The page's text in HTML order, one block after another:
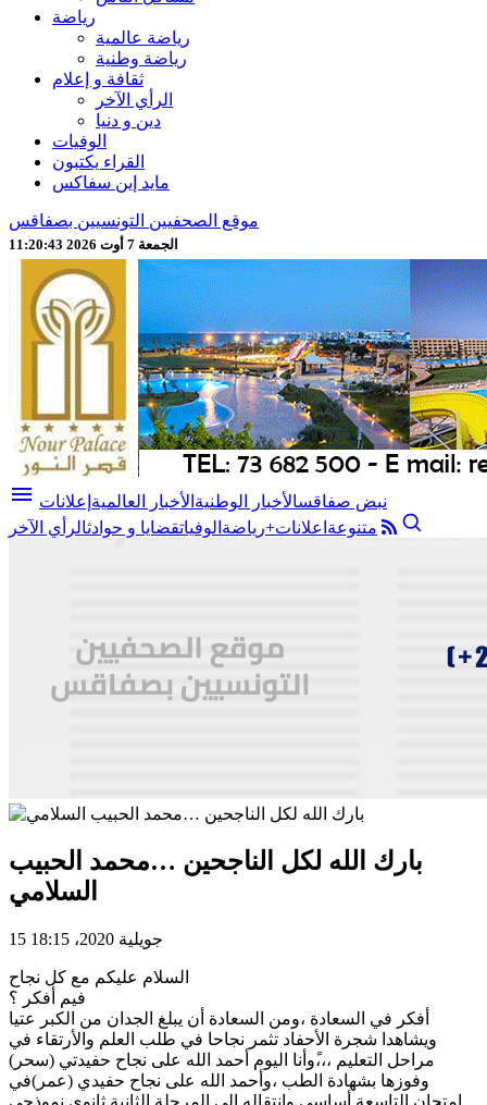
رياضة
رياضة عالمية
رياضة وطنية
ثقافة و إعلام
الرأي الآخر
دين و دنيا
الوفيات
القراء يكتبون
مايد إين سفاكس
موقع الصحفيين التونسيين بصفاقس
الجمعة 7 أوت 2026 11:20:45
menu نبض صفاقسالأخبار الوطنية الأخبار العالمية إعلانات
متنوعة اعلانات+رياضة الوفياتقضايا و حوادثالرأي الآخر
بارك الله لكل الناجحين …محمد الحبيب
السلامي
15 جويلية 2020، 18:15
السلام عليكم مع كل نجاح
فيم أفكر ؟
أفكر في السعادة ،ومن السعادة أن يبلغ الجدان من الكبر عتيا
ويشاهدا شجرة الأحفاد تثمر نجاحا في طلب العلم والأرتقاء في
مراحل التعليم ،،،ًوأنا اليوم أحمد الله على نجاح حفيدتي (سحر)
وفوزها بشهادة الطب ،وأحمد الله على نجاح حفيدي (عمر)في
امتحان التاسعة أساسي وانتقاله إلى المرحلة الثانية ثانوي نموذجي